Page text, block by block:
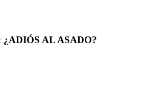
AL ASADO?